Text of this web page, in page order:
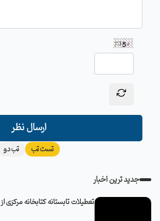
ارسال نظر
تست تب تب دو
جدید ترین اخبار
تعطیلات تابستانه کتابخانه مرکزی از 13 مرداد تا 7 شهریور 1405